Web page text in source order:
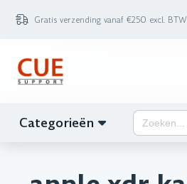
Gratis verzending vanaf €250 excl. BTW
Categorieën Zoek
naar: